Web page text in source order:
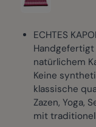
ECHTES
Handgefertigt
natürlichem
Keine
klassische
Zazen, Yoga,
mit